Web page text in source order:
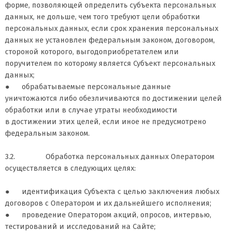
форме, позволяющей определить субъекта персональных
данных, не дольше, чем того требуют цели обработки
персональных данных, если срок хранения персональных
данных не установлен федеральным законом, договором,
стороной которого, выгодоприобретателем или
поручителем по которому является Субъект персональных
данных;
● обрабатываемые персональные данные
уничтожаются либо обезличиваются по достижении целей
обработки или в случае утраты необходимости
в достижении этих целей, если иное не предусмотрено
федеральным законом.
3.2. Обработка персональных данных Оператором
осуществляется в следующих целях:
● идентификация Субъекта с целью заключения любых
договоров с Оператором и их дальнейшего исполнения;
● проведение Оператором акций, опросов, интервью,
тестирований и исследований на Сайте;